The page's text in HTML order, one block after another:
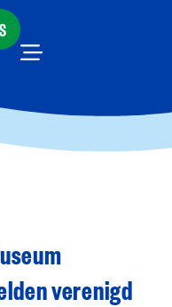
verenigd